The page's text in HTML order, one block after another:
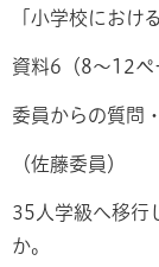
「小学校におけ
資料6（8～12ペ
委員からの質問
（佐藤委員）
35人学級へ移行
か。